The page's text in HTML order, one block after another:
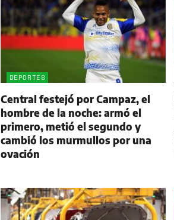
DEPORTES
Central festejó por Campaz, el
hombre de la noche: armó el
primero, metió el segundo y
cambió los murmullos por una
ovación